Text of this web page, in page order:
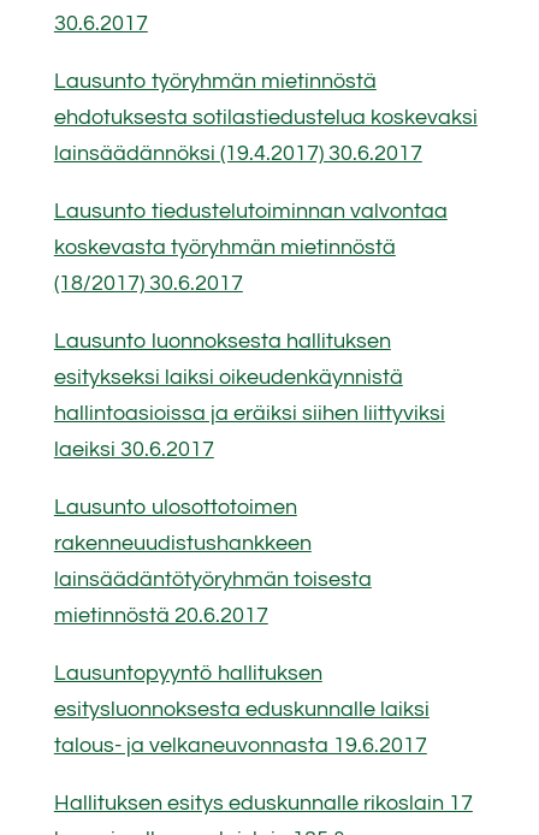
30.6.2017
Lausunto työryhmän mietinnöstä
ehdotuksesta sotilastiedustelua koskevaksi
lainsäädännöksi (19.4.2017) 30.6.2017
Lausunto tiedustelutoiminnan valvontaa
koskevasta työryhmän mietinnöstä
(18/2017) 30.6.2017
Lausunto luonnoksesta hallituksen
esitykseksi laiksi oikeudenkäynnistä
hallintoasioissa ja eräiksi siihen liittyviksi
laeiksi 30.6.2017
Lausunto ulosottotoimen
rakenneuudistushankkeen
lainsäädäntötyöryhmän toisesta
mietinnöstä 20.6.2017
Lausuntopyyntö hallituksen
esitysluonnoksesta eduskunnalle laiksi
talous- ja velkaneuvonnasta 19.6.2017
Hallituksen esitys eduskunnalle rikoslain 17